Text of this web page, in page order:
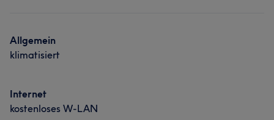
Allgemein
klimatisiert
Internet
kostenloses W-LAN